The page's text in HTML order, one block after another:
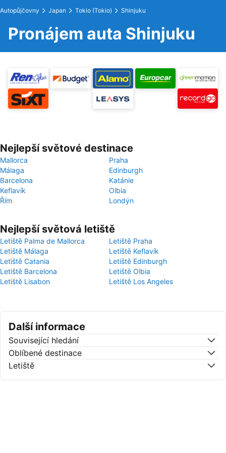
Autopůjčovny Japan Tokio (Tokio) Shinjuku
Pronájem auta Shinjuku
Nejlepší světové destinace
Mallorca
Praha
Málaga
Edinburgh
Barcelona
Katánie
Keflavík
Olbia
Řím
Londýn
Nejlepší světová letiště
Letiště Palma de Mallorca
Letiště Praha
Letiště Málaga
Letiště Keflavík
Letiště Catania
Letiště Edinburgh
Letiště Barcelona
Letiště Olbia
Letiště Lisabon
Letiště Los Angeles
Další informace
Související hledání
Oblíbené destinace
Letiště